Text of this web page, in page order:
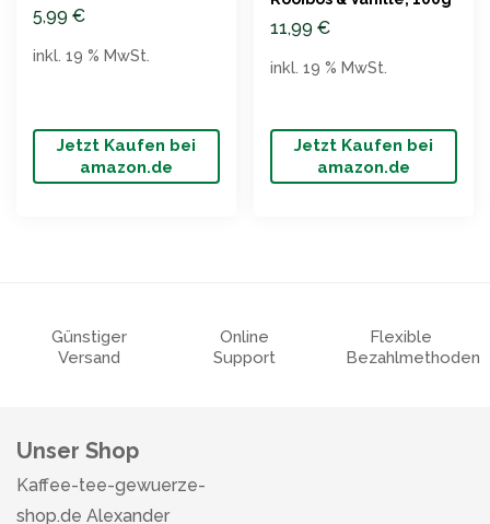
100g
5,99 €
Jetzt Kaufen bei
amazon.de
inkl. 19 % MwSt.
11,99 €
Jetzt Kaufen bei
amazon.de
inkl. 19 % MwSt.
Günstiger
Versand
Online
Support
Flexible
Bezahlmethoden
Unser Shop
Kaffee-tee-gewuerze-
shop.de Alexander